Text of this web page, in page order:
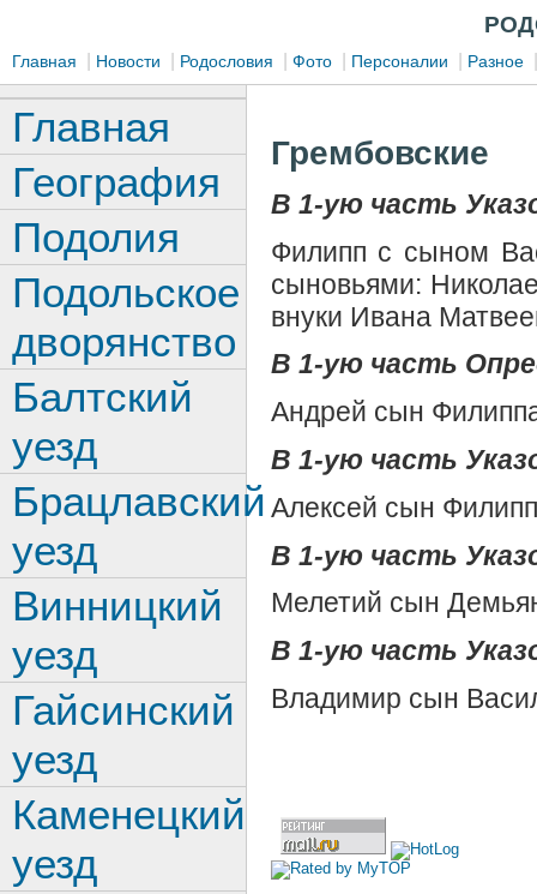
Главная Новости Родословия Фото Персоналии Разное
Грембовские
В 1-ую часть
Филипп с сыном
сыновьями:
внуки Ивана
В 1-ую часть
Андрей сын
В 1-ую часть
Алексей сын
В 1-ую часть
Мелетий сын
В 1-ую часть
Владимир сын
Главная
География
Подолия
Подольское
дворянство
Балтский
уезд
Брацлавский
уезд
Винницкий
уезд
Гайсинский
уезд
Каменецкий
уезд